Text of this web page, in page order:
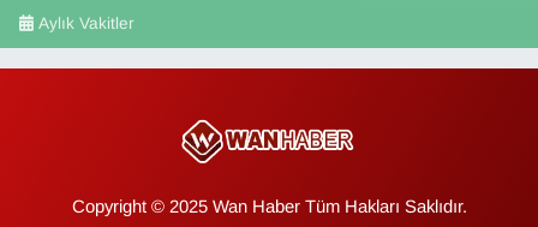
Aylık Vakitler
Copyright © 2025 Wan Haber Tüm Hakları Saklıdır.